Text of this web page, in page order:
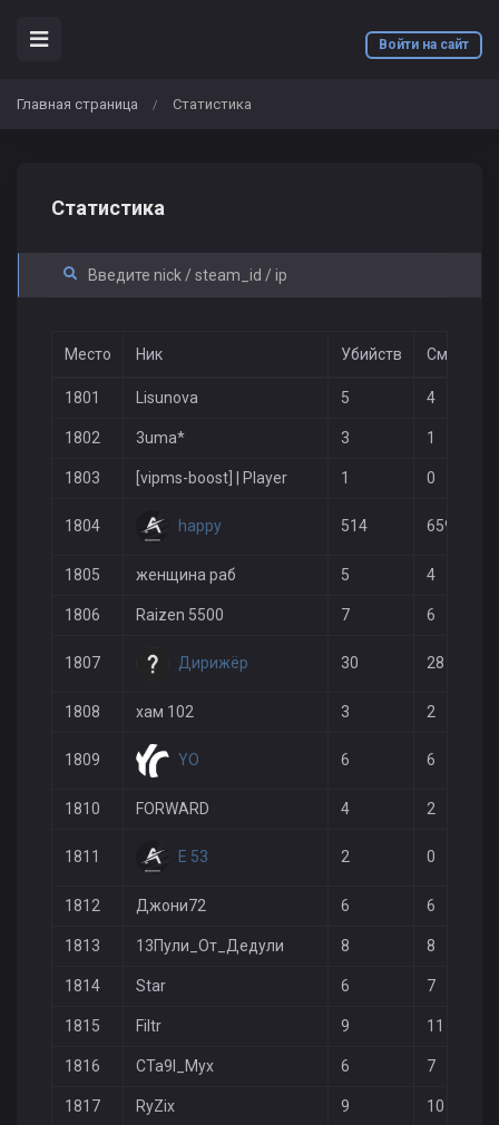
Войти на сайт
Главная страница / Статистика
Статистика
Место Ник Убийств Смертей
1801 Lisunova 5 4
1802 3uma* 3 1
1803 [vipms-boost] | Player 1 0
1804 happy 514 659
1805 женщина раб 5 4
1806 Raizen 5500 7 6
1807 Дирижёр 30 28
1808 хам 102 3 2
1809 YO 6 6
1810 FORWARD 4 2
1811 E 53 2 0
1812 Джони72 6 6
1813 13Пули_От_Дедули 8 8
1814 Star 6 7
1815 Filtr 9 11
1816 CTa9I_Myx 6 7
1817 RyZix 9 10